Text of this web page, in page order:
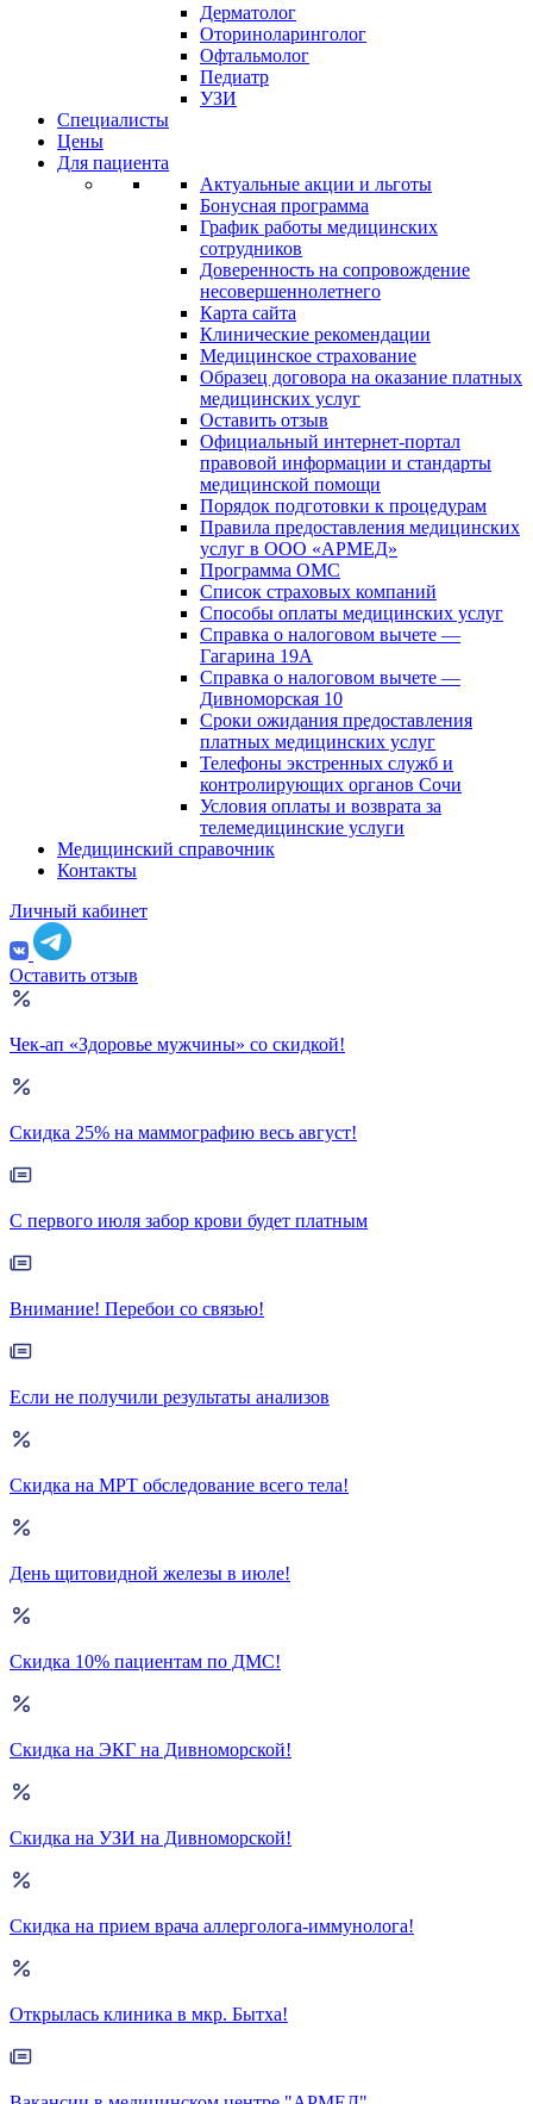
Дерматолог
Оториноларинголог
Офтальмолог
Педиатр
УЗИ
Специалисты
Цены
Для пациента
Актуальные акции и льготы
Бонусная программа
График работы медицинских
сотрудников
Доверенность на сопровождение
несовершеннолетнего
Карта сайта
Клинические рекомендации
Медицинское страхование
Образец договора на оказание платных
медицинских услуг
Оставить отзыв
Официальный интернет-портал
правовой информации и стандарты
медицинской помощи
Порядок подготовки к процедурам
Правила предоставления медицинских
услуг в ООО «АРМЕД»
Программа ОМС
Список страховых компаний
Способы оплаты медицинских услуг
Справка о налоговом вычете —
Гагарина 19А
Справка о налоговом вычете —
Дивноморская 10
Сроки ожидания предоставления
платных медицинских услуг
Телефоны экстренных служб и
контролирующих органов Сочи
Условия оплаты и возврата за
телемедицинские услуги
Медицинский справочник
Контакты
Личный кабинет
Оставить отзыв
Чек-ап «Здоровье мужчины» со скидкой!
Скидка 25% на маммографию весь август!
С первого июля забор крови будет платным
Внимание! Перебои со связью!
Если не получили результаты анализов
Скидка на МРТ обследование всего тела!
День щитовидной железы в июле!
Скидка 10% пациентам по ДМС!
Скидка на ЭКГ на Дивноморской!
Скидка на УЗИ на Дивноморской!
Скидка на прием врача аллерголога-иммунолога!
Открылась клиника в мкр. Бытха!